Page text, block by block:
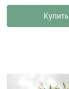
Купить